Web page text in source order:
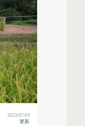
2023/07/03
更新